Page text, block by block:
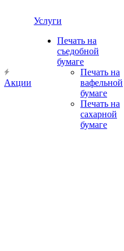
Акции
Услуги
Печать на
съедобной
бумаге
Печать на
вафельной
бумаге
Печать на
сахарной
бумаге